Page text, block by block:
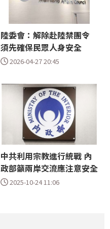
陸委會：解除赴陸禁團令
須先確保民眾人身安全
2026-04-27 20:45
中共利用宗教進行統戰 內
政部籲兩岸交流應注意安全
2025-10-24 11:06